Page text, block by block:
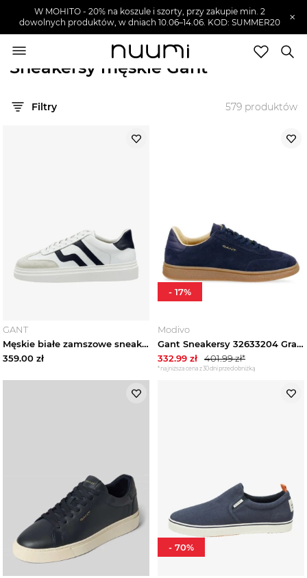
W MOHITO - 20% na koszule i szorty, przy zakupie min. 2
dowolnych produktów, w dniach 10.06–14.06. KOD: SUMMER20
×
Sneakersy męskie Gant
Filtry 579 produktów
GANT
Męskie białe zamszowe sneakersy Cuzmoon GANT
359.00 zł
Modivo
Gant Sneakersy 32633204 Granatowy
332.99 zł 401.99zł*
*najniższa cena z 30 dni przed obniżką
- 17%
- 70%